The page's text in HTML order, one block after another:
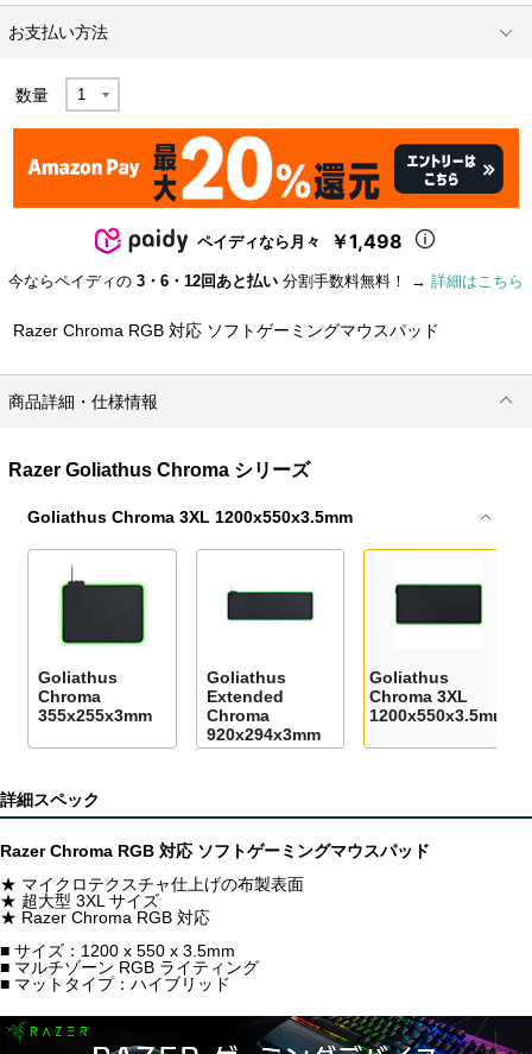
お支払い方法
数量
ペイディなら月々 ￥1,498
今ならペイディの 3・6・12回あと払い 分割手数料無料！ → 詳細はこちら
Razer Chroma RGB 対応 ソフトゲーミングマウスパッド
商品詳細・仕様情報
Razer Goliathus Chroma シリーズ
Goliathus Chroma 3XL 1200x550x3.5mm
Goliathus
Chroma
355x255x3mm
Goliathus
Extended
Chroma
920x294x3mm
Goliathus
Chroma 3XL
1200x550x3.5mm
詳細スペック
Razer Chroma RGB 対応 ソフトゲーミングマウスパッド
★ マイクロテクスチャ仕上げの布製表面
★ 超大型 3XL サイズ
★ Razer Chroma RGB 対応
■ サイズ：1200 x 550 x 3.5mm
■ マルチゾーン RGB ライティング
■ マットタイプ：ハイブリッド